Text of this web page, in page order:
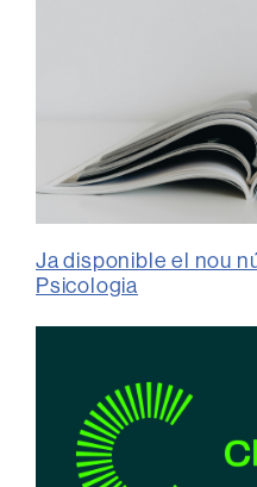
Ja disponible el nou
Psicologia